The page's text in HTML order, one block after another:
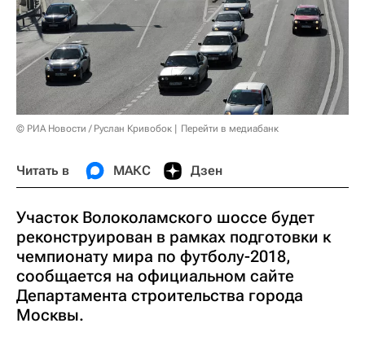
© РИА Новости / Руслан Кривобок Перейти в медиабанк
Читать в МАКС Дзен
Участок Волоколамского шоссе будет
реконструирован в рамках подготовки к
чемпионату мира по футболу-2018,
сообщается на официальном сайте
Департамента строительства города
Москвы.